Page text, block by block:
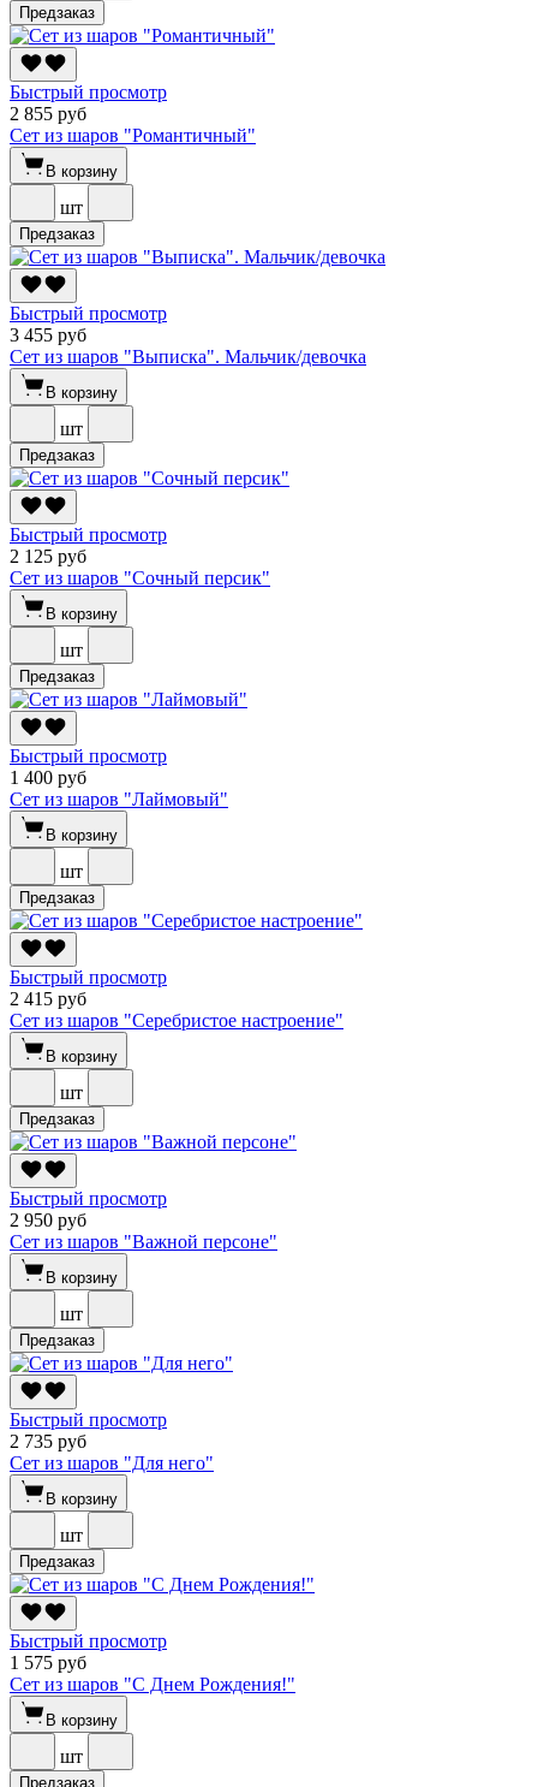
Предзаказ
Быстрый просмотр
2 855 руб
Сет из шаров "Романтичный"
В корзину
шт
Предзаказ
Быстрый просмотр
3 455 руб
Сет из шаров "Выписка". Мальчик/девочка
В корзину
шт
Предзаказ
Быстрый просмотр
2 125 руб
Сет из шаров "Сочный персик"
В корзину
шт
Предзаказ
Быстрый просмотр
1 400 руб
Сет из шаров "Лаймовый"
В корзину
шт
Предзаказ
Быстрый просмотр
2 415 руб
Сет из шаров "Серебристое настроение"
В корзину
шт
Предзаказ
Быстрый просмотр
2 950 руб
Сет из шаров "Важной персоне"
В корзину
шт
Предзаказ
Быстрый просмотр
2 735 руб
Сет из шаров "Для него"
В корзину
шт
Предзаказ
Быстрый просмотр
1 575 руб
Сет из шаров "С Днем Рождения!"
В корзину
шт
Предзаказ